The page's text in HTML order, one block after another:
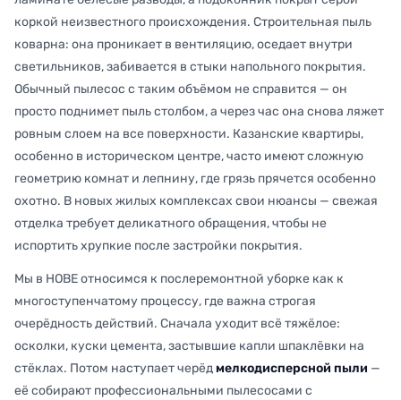
коркой неизвестного происхождения. Строительная пыль
коварна: она проникает в вентиляцию, оседает внутри
светильников, забивается в стыки напольного покрытия.
Обычный пылесос с таким объёмом не справится — он
просто поднимет пыль столбом, а через час она снова ляжет
ровным слоем на все поверхности. Казанские квартиры,
особенно в историческом центре, часто имеют сложную
геометрию комнат и лепнину, где грязь прячется особенно
охотно. В новых жилых комплексах свои нюансы — свежая
отделка требует деликатного обращения, чтобы не
испортить хрупкие после застройки покрытия.
Мы в НОВЕ относимся к послеремонтной уборке как к
многоступенчатому процессу, где важна строгая
очерёдность действий. Сначала уходит всё тяжёлое:
осколки, куски цемента, застывшие капли шпаклёвки на
стёклах. Потом наступает черёдмелкодисперсной пыли —
её собирают профессиональными пылесосами с